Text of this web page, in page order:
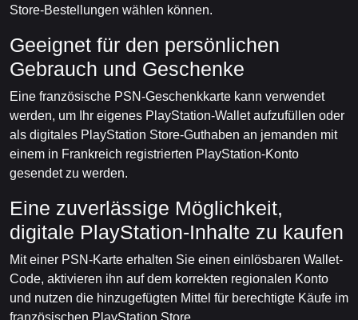
Store-Bestellungen wählen können.
Geeignet für den persönlichen
Gebrauch und Geschenke
Eine französische PSN-Geschenkkarte kann verwendet
werden, um Ihr eigenes PlayStation-Wallet aufzufüllen oder
als digitales PlayStation Store-Guthaben an jemanden mit
einem in Frankreich registrierten PlayStation-Konto
gesendet zu werden.
Eine zuverlässige Möglichkeit,
digitale PlayStation-Inhalte zu kaufen
Mit einer PSN-Karte erhalten Sie einen einlösbaren Wallet-
Code, aktivieren ihn auf dem korrekten regionalen Konto
und nutzen die hinzugefügten Mittel für berechtigte Käufe im
französischen PlayStation Store.